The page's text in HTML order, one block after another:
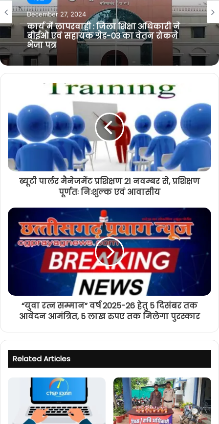
t
e
o
o
k
e
r
a
m
December 27, 2024
कार्य में लापरवाही : जिला शिक्षा अधिकारी ने
बीईओ एवं सहायक ग्रेड-03 का वेतन रोकने
भेजा पत्र
ब्यूटी पार्लर मैनेजमेंट प्रशिक्षण 21 नवम्बर से, प्रशिक्षण
पूर्णतः निःशुल्क एवं आवासीय
“युवा रत्न सम्मान” वर्ष 2025-26 हेतु 5 दिसंबर तक
आवेदन आमंत्रित, 5 लाख रुपए तक मिलेगा पुरस्कार
Related Articles